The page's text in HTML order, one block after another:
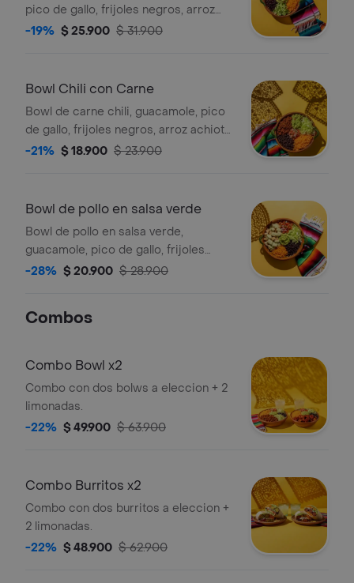
pico de gallo, frijoles negros, arroz
achiote y lechuga.
-19% $ 25.900 $ 31.900
Bowl Chili con Carne
Bowl de carne chili, guacamole, pico
de gallo, frijoles negros, arroz achiote,
lechuga y salsa verde.
-21% $ 18.900 $ 23.900
Bowl de pollo en salsa verde
Bowl de pollo en salsa verde,
guacamole, pico de gallo, frijoles
negros, arroz achiote y lechuga.
-28% $ 20.900 $ 28.900
Combos
Combo Bowl x2
Combo con dos bolws a eleccion + 2
limonadas.
-22% $ 49.900 $ 63.900
Combo Burritos x2
Combo con dos burritos a eleccion +
2 limonadas.
-22% $ 48.900 $ 62.900